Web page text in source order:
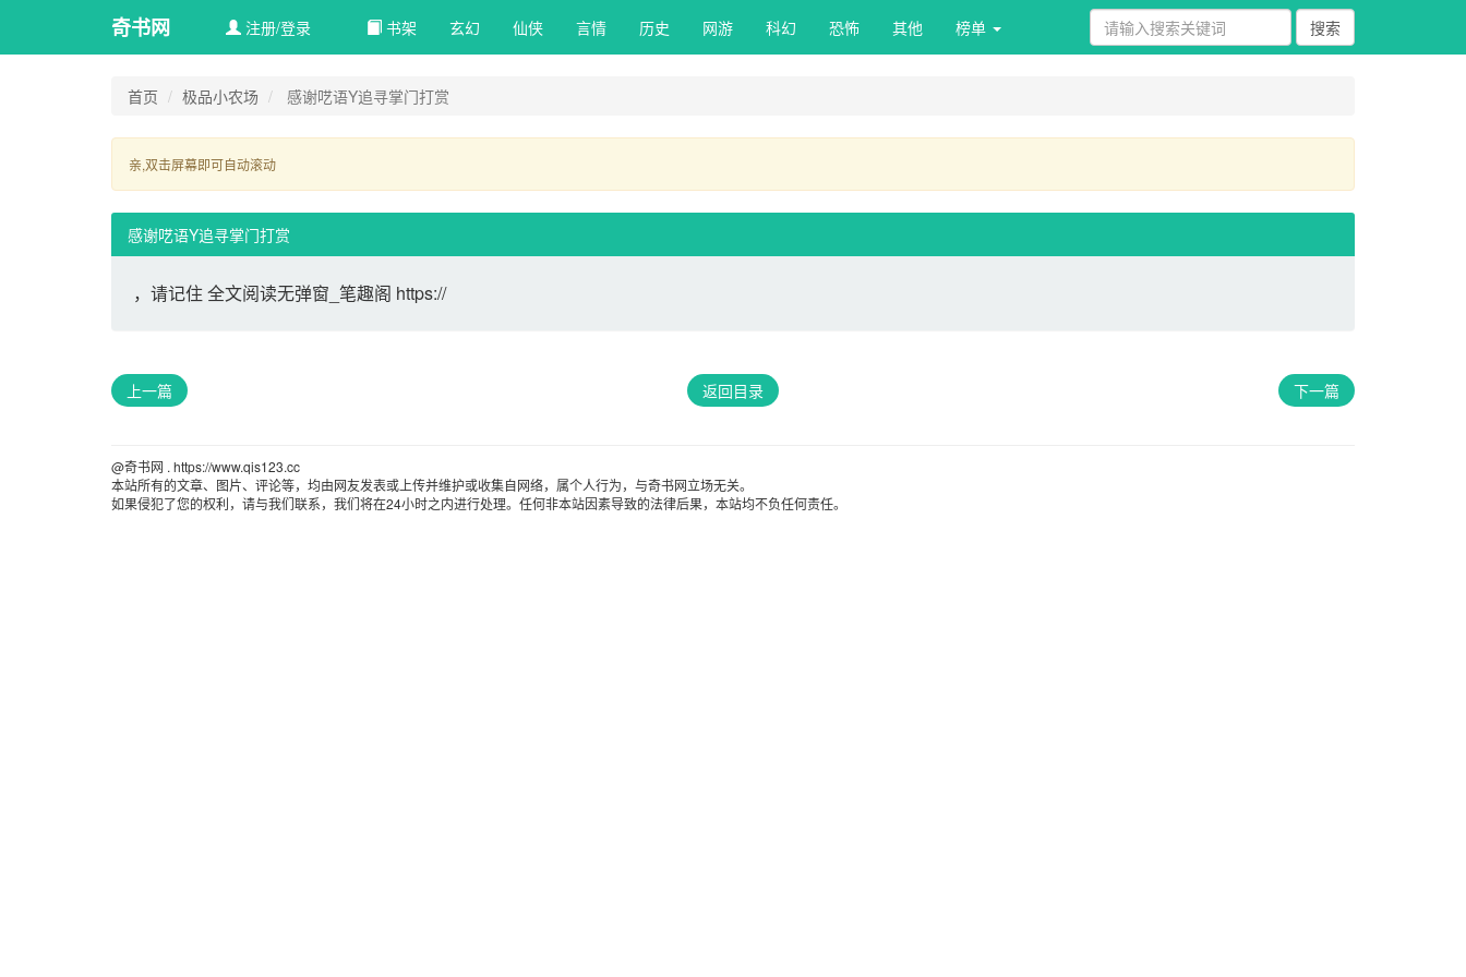
奇书网 注册/登录 书架 玄幻 仙侠 言情 历史 网游 科幻 恐怖 其他 榜单
首页 极品小农场 感谢呓语Y追寻掌门打赏
亲,双击屏幕即可自动滚动
感谢呓语Y追寻掌门打赏
，请记住 全文阅读无弹窗_笔趣阁 https://
上一篇 返回目录 下一篇
@奇书网 . https://www.qis123.cc
本站所有的文章、图片、评论等，均由网友发表或上传并维护或收集自网络，属个人行为，与奇书网立场无关。
如果侵犯了您的权利，请与我们联系，我们将在24小时之内进行处理。任何非本站因素导致的法律后果，本站均不负任何责任。